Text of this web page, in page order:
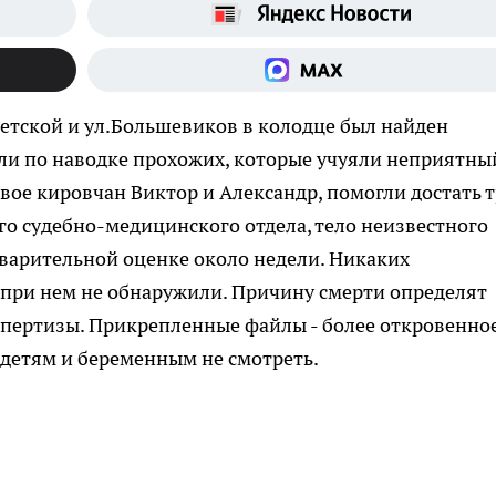
и ул.Большевиков в колодце был найден
по наводке прохожих, которые учуяли
кировчан Виктор и Александр, помогли достать
судебно-медицинского отдела, тело неизвестного
оценке около недели. Никаких
нем не обнаружили. Причину смерти определят
Прикрепленные файлы - более
и беременным не смотреть.